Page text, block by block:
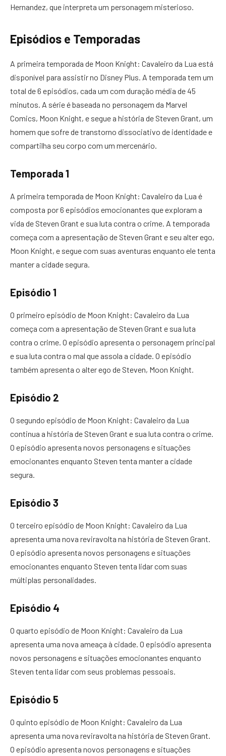
Hernandez, que interpreta um personagem misterioso.
Episódios e Temporadas
A primeira temporada de Moon Knight: Cavaleiro da Lua está
disponível para assistir no Disney Plus. A temporada tem um
total de 6 episódios, cada um com duração média de 45
minutos. A série é baseada no personagem da Marvel
Comics, Moon Knight, e segue a história de Steven Grant, um
homem que sofre de transtorno dissociativo de identidade e
compartilha seu corpo com um mercenário.
Temporada 1
A primeira temporada de Moon Knight: Cavaleiro da Lua é
composta por 6 episódios emocionantes que exploram a
vida de Steven Grant e sua luta contra o crime. A temporada
começa com a apresentação de Steven Grant e seu alter ego,
Moon Knight, e segue com suas aventuras enquanto ele tenta
manter a cidade segura.
Episódio 1
O primeiro episódio de Moon Knight: Cavaleiro da Lua
começa com a apresentação de Steven Grant e sua luta
contra o crime. O episódio apresenta o personagem principal
e sua luta contra o mal que assola a cidade. O episódio
também apresenta o alter ego de Steven, Moon Knight.
Episódio 2
O segundo episódio de Moon Knight: Cavaleiro da Lua
continua a história de Steven Grant e sua luta contra o crime.
O episódio apresenta novos personagens e situações
emocionantes enquanto Steven tenta manter a cidade
segura.
Episódio 3
O terceiro episódio de Moon Knight: Cavaleiro da Lua
apresenta uma nova reviravolta na história de Steven Grant.
O episódio apresenta novos personagens e situações
emocionantes enquanto Steven tenta lidar com suas
múltiplas personalidades.
Episódio 4
O quarto episódio de Moon Knight: Cavaleiro da Lua
apresenta uma nova ameaça à cidade. O episódio apresenta
novos personagens e situações emocionantes enquanto
Steven tenta lidar com seus problemas pessoais.
Episódio 5
O quinto episódio de Moon Knight: Cavaleiro da Lua
apresenta uma nova reviravolta na história de Steven Grant.
O episódio apresenta novos personagens e situações